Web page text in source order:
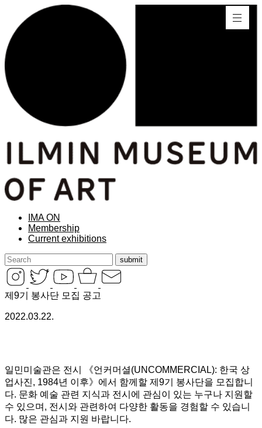
IMA ON
Membership
Current exhibitions
제9기 봉사단 모집 공고
2022.03.22.
일민미술관은 전시 《언커머셜(UNCOMMERCIAL): 한국 상
업사진, 1984년 이후》에서 함께할 제9기 봉사단을 모집합니
다. 문화 예술 관련 지식과 전시에 관심이 있는 누구나 지원할
수 있으며, 전시와 관련하여 다양한 활동을 경험할 수 있습니
다. 많은 관심과 지원 바랍니다.